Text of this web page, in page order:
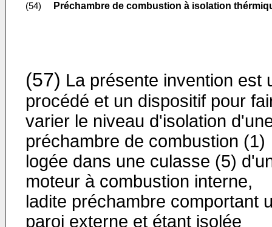
(54) Préchambre de combustion à isolation
(57) La présente invention est
procédé et un dispositif pour
varier le niveau d'isolation
préchambre de combustion (1)
logée dans une culasse (5)
moteur à combustion interne,
ladite préchambre comportant
paroi externe et étant isolée